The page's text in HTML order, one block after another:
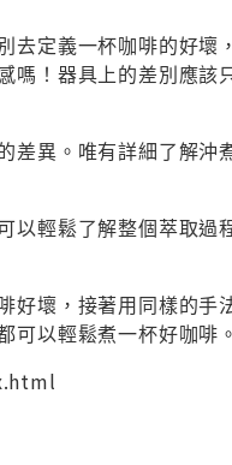
定義一杯咖啡的好壞
！器具上的差別應該
異。唯有詳細了解沖
輕鬆了解整個萃取過
壞，接著用同樣的手
可以輕鬆煮一杯好咖啡。